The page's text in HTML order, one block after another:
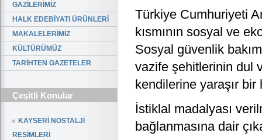
GAZİLERİMİZ
HALK EDEBİYATI ÜRÜNLERİ
MAKALELERİMİZ
KÜLTÜRÜMÜZ
TARİHTEN GAZETELER
Çeşitli Konular
KAYSERİ NOSTALJİ
RESİMLERİ
Türkiye Cumhuriyeti
kısmının sosyal ve
Sosyal güvenlik
vazife şehitlerinin dul
kendilerine yaraşır
İstiklal madalyası
bağlanmasına dair